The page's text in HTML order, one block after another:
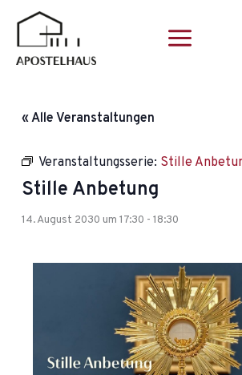
springen
« Alle Veranstaltungen
Veranstaltungsserie: Stille
Stille Anbetung
14. August 2030 um 17:30 -18:30